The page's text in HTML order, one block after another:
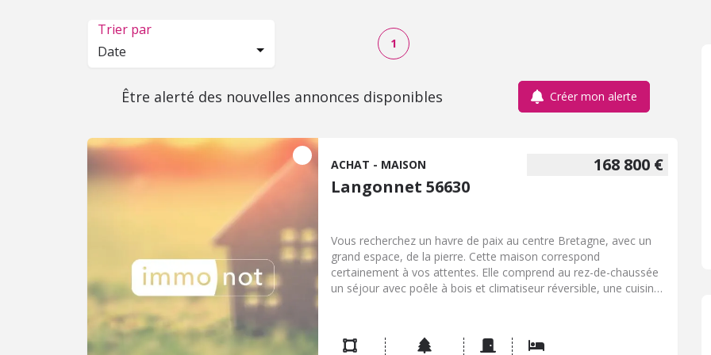
Trier par
Date
1
Être alerté des nouvelles annonces disponibles Créer mon alerte
168 800 €
ACHAT - MAISON
Langonnet 56630
Vous recherchez un havre de paix au centre Bretagne, avec un
grand espace, de la pierre. Cette maison correspond
certainement à vos attentes. Elle comprend au rez-de-chaussée
un séjour avec poêle à bois et climatiseur réversible, une cuisine
du séjour vous conduira à trois belles chambres, un bureau et
toilettes. Au deuxième étage : Une chambre parentale avec salle